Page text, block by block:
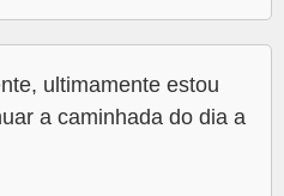
ultimamente estou
a caminhada do dia a